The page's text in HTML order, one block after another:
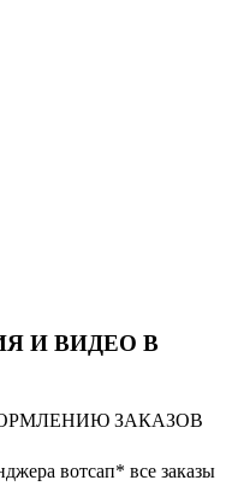
И ВИДЕО В
ЗАКАЗОВ
вотсап* все заказы